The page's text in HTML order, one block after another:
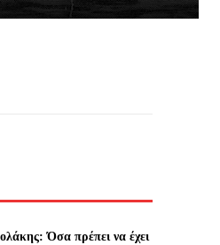
Όσα πρέπει να έχει